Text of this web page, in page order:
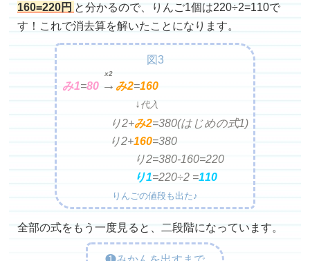
160=220円 と分かるので、りんご1個は220÷2=110で
す！これで消去算を解いたことになります。
図3
み1=80 →
x2
み2=160
↓ 代入
り2+み2=
り2+160=
り2=
り1=
380(はじめの式1)
380
380-160=220
220÷2 =110
りんごの値段も出た♪
全部の式をもう一度見ると、二段階になっています。